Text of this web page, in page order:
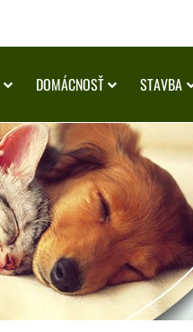
DOMÁCNOSŤ STAVBA